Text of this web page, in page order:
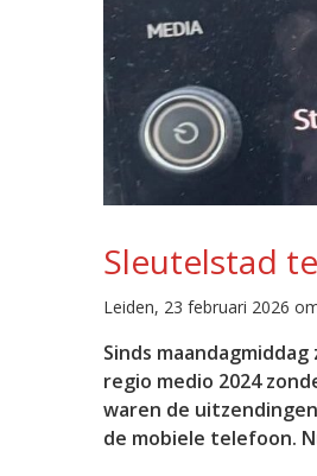
Sleutelstad
Leiden, 23 februari 2026
Sinds
regio medio 2024
waren de
de mobiele telefoon.